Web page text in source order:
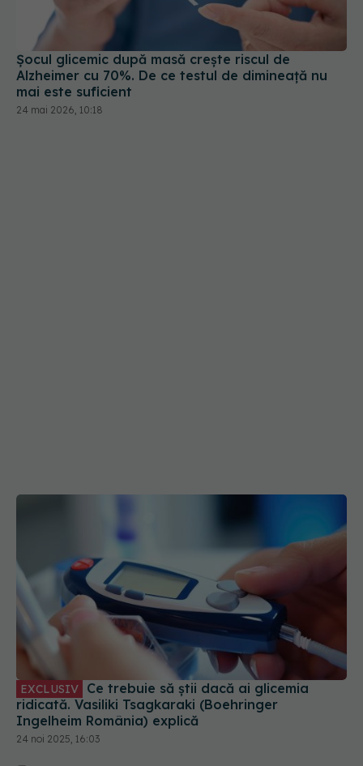
Șocul glicemic după masă crește riscul de
Alzheimer cu 70%. De ce testul de dimineață nu
mai este suficient
24 mai 2026, 10:18
EXCLUSIV
ridicată. Vasiliki Tsagkaraki (Boehringer
Ingelheim România) explică
24 noi 2025, 16:03